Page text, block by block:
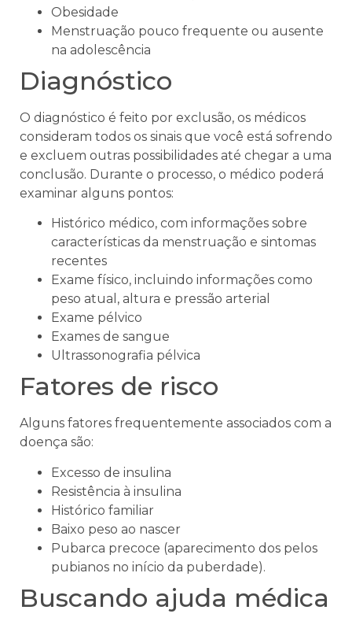
Obesidade
Menstruação pouco frequente ou ausente
na adolescência
Diagnóstico
O diagnóstico é feito por exclusão, os médicos
consideram todos os sinais que você está sofrendo
e excluem outras possibilidades até chegar a uma
conclusão. Durante o processo, o médico poderá
examinar alguns pontos:
Histórico médico, com informações sobre
características da menstruação e sintomas
recentes
Exame físico, incluindo informações como
peso atual, altura e pressão arterial
Exame pélvico
Exames de sangue
Ultrassonografia pélvica
Fatores de risco
Alguns fatores frequentemente associados com a
doença são:
Excesso de insulina
Resistência à insulina
Histórico familiar
Baixo peso ao nascer
Pubarca precoce (aparecimento dos pelos
pubianos no início da puberdade).
Buscando ajuda médica